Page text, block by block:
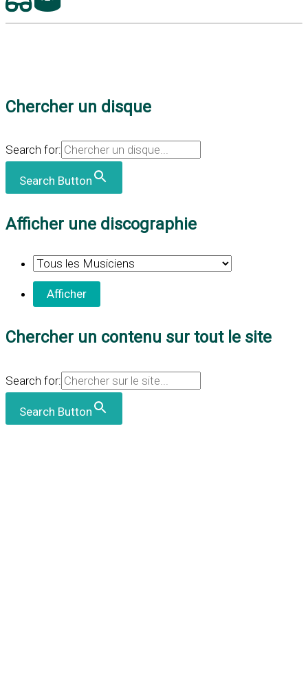
Chercher un disque
Search for:
Search Button
Afficher une discographie
Chercher un contenu sur tout le site
Search for:
Search Button